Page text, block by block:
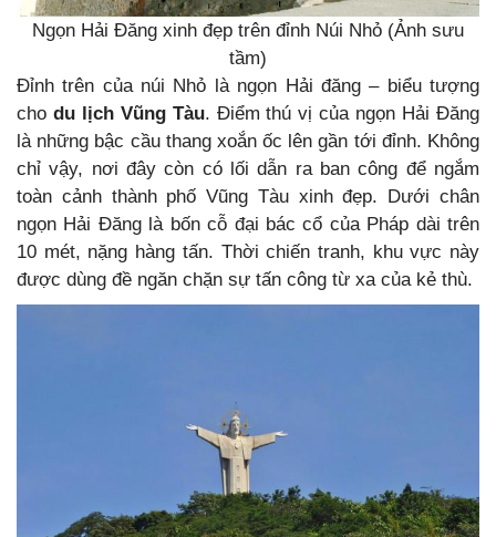
Ngọn Hải Đăng xinh đẹp trên đỉnh Núi Nhỏ (Ảnh sưu
tầm)
Đỉnh trên của núi Nhỏ là ngọn Hải đăng – biểu tượng
cho du lịch Vũng Tàu. Điểm thú vị của ngọn Hải Đăng
là những bậc cầu thang xoắn ốc lên gần tới đỉnh. Không
chỉ vậy, nơi đây còn có lối dẫn ra ban công để ngắm
toàn cảnh thành phố Vũng Tàu xinh đẹp. Dưới chân
ngọn Hải Đăng là bốn cỗ đại bác cổ của Pháp dài trên
10 mét, nặng hàng tấn. Thời chiến tranh, khu vực này
được dùng đề ngăn chặn sự tấn công từ xa của kẻ thù.